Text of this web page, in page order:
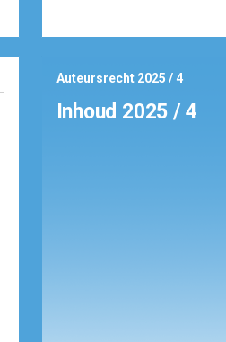
Auteursrecht 2025 / 4
Inhoud 2025 / 4